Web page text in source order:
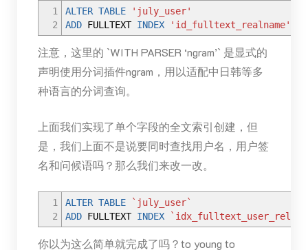
1
2
ALTER TABLE
'july_user'
ADDFULLTEXT INDEX 'id_fulltext_realname'
注意，这里的 `WITH PARSER ‘ngram’` 是显式的
声明使用分词插件ngram，用以适配中日韩等多
种语言的分词查询。
上面我们实现了单个字段的全文索引创建，但
是，我们上面不是说要同时查找用户名，用户签
名和问候语吗？那么我们来改一改。
1
2
ALTER TABLE
`july_user`
ADDFULLTEXT INDEX
你以为这么简单就完成了吗？to young to